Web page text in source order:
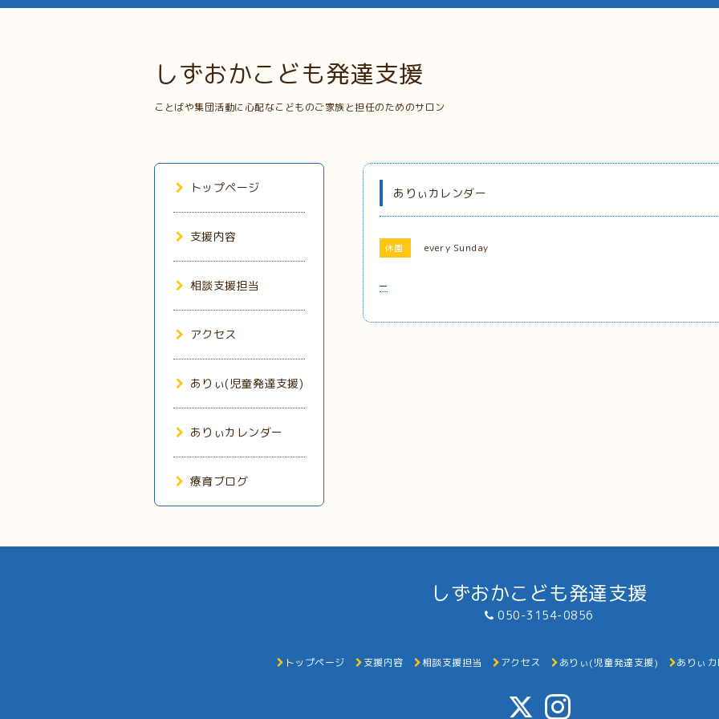
しずおかこども発達支援
ことばや集団活動に心配なこどものご家族と担任のためのサロン
ありぃカレンダー
休園 every Sunday
トップページ
支援内容
相談支援担当
アクセス
ありぃ(児童発達支援)
ありぃカレンダー
療育ブログ
しずおかこども発達支援
050-3154-0856
トップページ 支援内容 相談支援担当 アクセス ありぃ(児童発達支援) ありぃ